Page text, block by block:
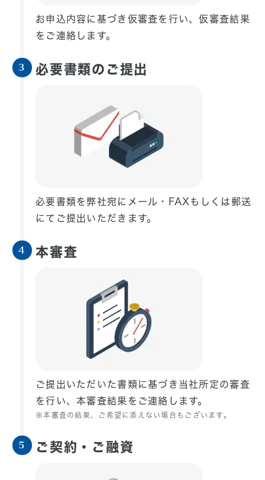
お申込内容に基づき仮審査を行い、仮審査結果
をご連絡します。
3 必要書類のご提出
必要書類を弊社宛にメール・FAXもしくは郵送
にてご提出いただきます。
4 本審査
ご提出いただいた書類に基づき当社所定の審査
を行い、本審査結果をご連絡します。
※本審査の結果、ご希望に添えない場合もございます。
5 ご契約・ご融資